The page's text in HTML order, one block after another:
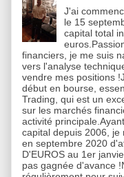
J'ai
le 15
capital total
financiers, je me suis
vers l'analyse
vendre mes positions
début en bourse,
Trading, qui est un
sur les marchés
activité
capital depuis 2006, je
en septembre 2020
D'EUROS au 1er
pas gagnée d'avance